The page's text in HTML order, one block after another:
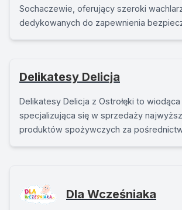
Sochaczewie, oferujący szeroki
dedykowanych do zapewnienia
Delikatesy Delicja
Delikatesy Delicja z Ostrołęki to wiodąca
specjalizująca się w sprzedaży
produktów spożywczych za
Dla Wcześniaka